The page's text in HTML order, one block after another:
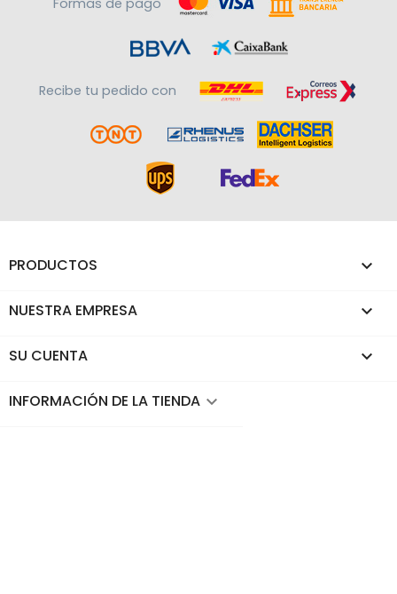
Recibe tu pedido con
PRODUCTOS 
NUESTRA EMPRESA 
SU CUENTA 
INFORMACIÓN DE LA TIENDA keyboard_arrow_down